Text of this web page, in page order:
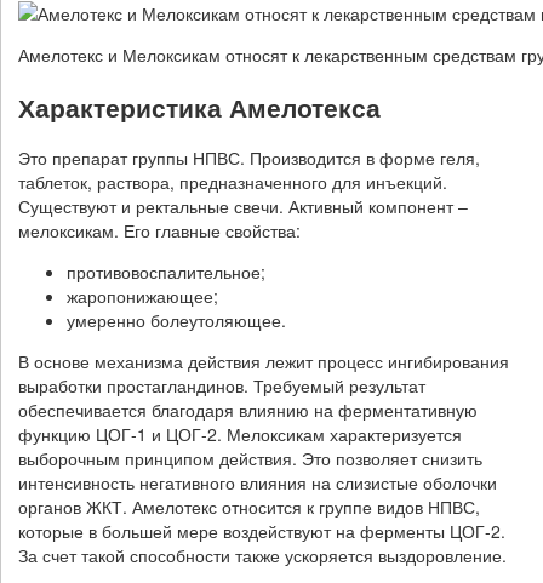
Амелотекс и Мелоксикам относят к лекарственным средствам
Характеристика Амелотекса
Это препарат группы НПВС. Производится в форме геля,
таблеток, раствора, предназначенного для инъекций.
Существуют и ректальные свечи. Активный компонент –
мелоксикам. Его главные свойства:
противовоспалительное;
жаропонижающее;
умеренно болеутоляющее.
В основе механизма действия лежит процесс ингибирования
выработки простагландинов. Требуемый результат
обеспечивается благодаря влиянию на ферментативную
функцию ЦОГ-1 и ЦОГ-2. Мелоксикам характеризуется
выборочным принципом действия. Это позволяет снизить
интенсивность негативного влияния на слизистые оболочки
органов ЖКТ. Амелотекс относится к группе видов НПВС,
которые в большей мере воздействуют на ферменты ЦОГ-2.
За счет такой способности также ускоряется выздоровление.